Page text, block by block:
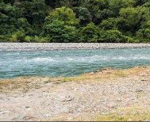
Знаменитости
Политика
Природа
Контакты
Сотрудничество
Размещение рекламы